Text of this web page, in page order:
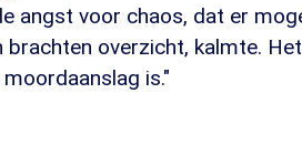
angst voor chaos, dat er
brachten overzicht, kalmte.
is."